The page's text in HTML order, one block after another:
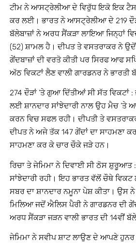
ਟੀਮ ਨੇ ਆਸਟ੍ਰੇਲੀਆ ਦੇ ਵਿਰੁੱਧ ਇਕੋ ਇਕ
ਕਰ ਲਈ। ਭਾਰਤ ਨੇ ਆਸਟ੍ਰੇਲੀਆ ਦੇ 219
ਬੱਲੇਬਾਜ਼ਾਂ ਨੇ ਅਰਧ ਸੈਂਕੜਾ ਲਾਇਆ ਜਿਨ੍ਹਾਂ
(52) ਸ਼ਾਮਲ ਹੈ। ਦੀਪਤ ਤੇ ਵਸਤਰਾਕਰ ਨੇ
ਗੇਂਦਬਾਜ਼ਾਂ ਦੀ ਵਰਤੋ ਕੀਤੀ ਪਰ ਸਿਰਫ ਆਫ
ਅੱਠ ਵਿਕਟਾਂ ਲੈਣ ਵਾਲੀ ਗਾਰਡਨਰ ਨੇ
274 ਦੌੜਾਂ ’ਤੇ ਗੁਆ ਦਿੱਤੀਆਂ ਸੀ ਸੱਤ ਵਿਕਟਾਂ
ਲਈ ਸ਼ਾਨਦਾਰ ਸਾਂਝੇਦਾਰੀ ਨਾਲ ਉਹ ਮੈਚ
ਕਰਨ ਵਿਚ ਸਫਲ ਰਹੀ। ਦੀਪਤੀ ਤੇ
ਦੀਪਤ ਨੇ ਅਜੇ ਤੱਕ 147 ਗੇਂਦਾਂ ਦਾ ਸਾਹਮਣਾ
ਸਾਹਮਣਾ ਕਰ ਕੇ ਚਾਰ ਚੌਕੇ ਜੜੇ ਹਨ।
ਰਿਚਾ ਤੇ ਜੇਮਿਮਾ ਨੇ ਦਿਵਾਈ ਸੀ ਠੋਸ ਸ਼ੁਰੂਆਤ :
ਸਾਂਝੇਦਾਰੀ ਰਹੀ। ਇਹ ਭਾਰਤ ਵੱਲੋਂ ਚੌਥੇ
ਸਬਰ ਦਾ ਸ਼ਾਨਦਾਰ ਨਮੂਨਾ ਪੇਸ਼ ਕੀਤਾ। ਉਸ
ਮਿਲਿਆ ਜਦੋਂ ਐਲਿਸ ਪੈਰੀ ਨੇ ਗਾਰਡਨਰ ਦੀ
ਅਰਧ ਸੈਂਕੜਾ ਜੜਨ ਵਾਲੀ ਭਾਰਤ ਦੀ 14ਵੀਂ
ਜੇਮਿਮਾ ਨੇ ਸਵੀਪ ਸ਼ਾਟ ਲਾਉਣ ਦੇ ਆਪਣੇ